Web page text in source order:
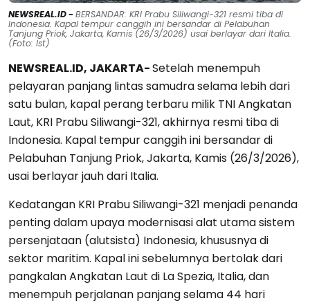
NEWSREAL.ID -BERSANDAR: KRI Prabu Siliwangi-321 resmi tiba di
Indonesia. Kapal tempur canggih ini bersandar di Pelabuhan
Tanjung Priok, Jakarta, Kamis (26/3/2026) usai berlayar dari Italia.
(Foto: Ist)
NEWSREAL.ID, JAKARTA-Setelah menempuh
pelayaran panjang lintas samudra selama lebih dari
satu bulan, kapal perang terbaru milik TNI Angkatan
Laut, KRI Prabu Siliwangi-321, akhirnya resmi tiba di
Indonesia. Kapal tempur canggih ini bersandar di
Pelabuhan Tanjung Priok, Jakarta, Kamis (26/3/2026),
usai berlayar jauh dari Italia.
Kedatangan KRI Prabu Siliwangi-321 menjadi penanda
penting dalam upaya modernisasi alat utama sistem
persenjataan (alutsista) Indonesia, khususnya di
sektor maritim. Kapal ini sebelumnya bertolak dari
pangkalan Angkatan Laut di La Spezia, Italia, dan
menempuh perjalanan panjang selama 44 hari